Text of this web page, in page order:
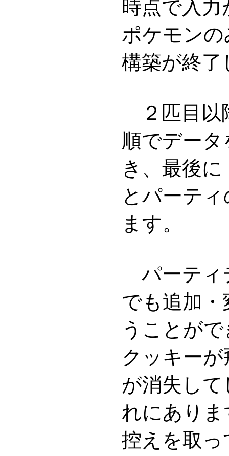
時点で入
ポケモン
構築が終了
２匹目以
順でデー
き、最後
とパーテ
ます。
パーティ
でも追加・
うことが
クッキー
が消失し
れにあり
控えを取